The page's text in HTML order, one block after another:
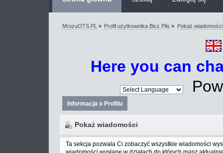
MrozuOTS.PL » Profil użytkownika Bicz Plis » Pokaż wiadomości
Here you can
Informacja o Profilu
Pokaż wiadomości
Ta sekcja pozwala Ci zobaczyć wszystkie wiadomości
wiadomości wysłane w działach do których masz